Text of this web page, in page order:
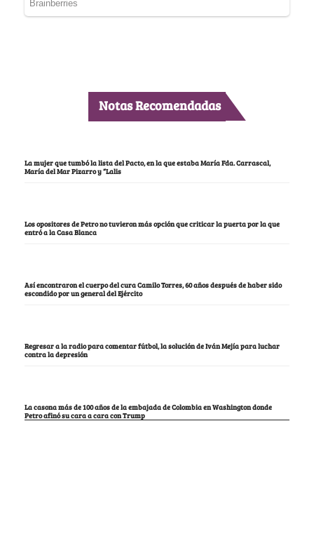
Notas Recomendadas
La mujer que tumbó la lista del Pacto, en la que estaba María Fda. Carrascal,
María del Mar Pizarro y “Lalis
Los opositores de Petro no tuvieron más opción que criticar la puerta por la que
entró a la Casa Blanca
Así encontraron el cuerpo del cura Camilo Torres, 60 años después de haber sido
escondido por un general del Ejército
Regresar a la radio para comentar fútbol, la solución de Iván Mejía para luchar
contra la depresión
La casona más de 100 años de la embajada de Colombia en Washington donde
Petro afinó su cara a cara con Trump